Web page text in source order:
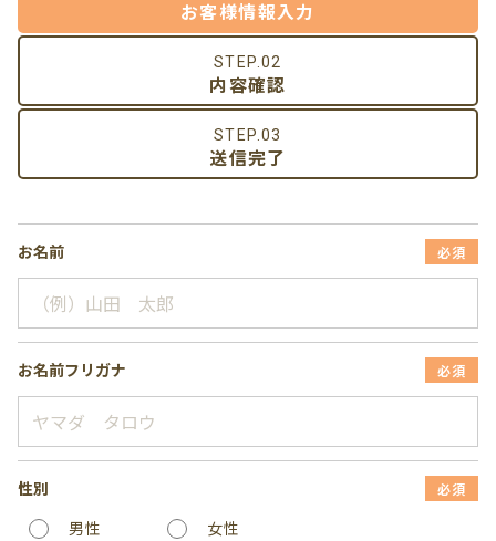
お客様情報入力
STEP.02
内容確認
STEP.03
送信完了
お名前 必須
お名前フリガナ 必須
性別 必須
男性 女性